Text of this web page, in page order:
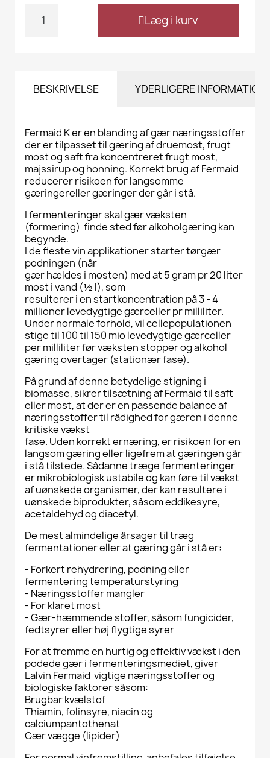
Læg i kurv
BESKRIVELSE YDERLIGERE INFORMATION
Fermaid K er en blanding af gær næringsstoffer
der er tilpasset til gæring af druemost, frugt
most og saft fra koncentreret frugt most,
majssirup og honning. Korrekt brug af Fermaid
reducerer risikoen for langsomme
gæringereller gæringer der går i stå.
I fermenteringer skal gær væksten
(formering) finde sted før alkoholgæring kan
begynde.
I de fleste vin applikationer starter tørgær
podningen (når
gær hældes i mosten) med at 5 gram pr 20 liter
most i vand (½ l), som
resulterer i en startkoncentration på 3 - 4
millioner levedygtige gærceller pr milliliter.
Under normale forhold, vil cellepopulationen
stige til 100 til 150 mio levedygtige gærceller
per milliliter før væksten stopper og alkohol
gæring overtager (stationær fase).
På grund af denne betydelige stigning i
biomasse, sikrer tilsætning af Fermaid til saft
eller most, at der er en passende balance af
næringsstoffer til rådighed for gæren i denne
kritiske vækst
fase. Uden korrekt ernæring, er risikoen for en
langsom gæring eller ligefrem at gæringen går
i stå tilstede. Sådanne træge fermenteringer
er mikrobiologisk ustabile og kan føre til vækst
af uønskede organismer, der kan resultere i
uønskede biprodukter, såsom eddikesyre,
acetaldehyd og diacetyl.
De mest almindelige årsager til træg
fermentationer eller at gæring går i stå er:
- Forkert rehydrering, podning eller
fermentering temperaturstyring
- Næringsstoffer mangler
- For klaret most
- Gær-hæmmende stoffer, såsom fungicider,
fedtsyrer eller høj flygtige syrer
For at fremme en hurtig og effektiv vækst i den
podede gær i fermenteringsmediet, giver
Lalvin Fermaid vigtige næringsstoffer og
biologiske faktorer såsom:
Brugbar kvælstof
Thiamin, folinsyre, niacin og
calciumpantothenat
Gær vægge (lipider)